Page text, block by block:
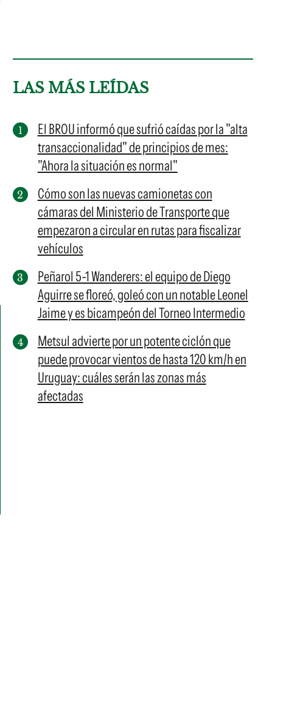
LAS MÁS LEÍDAS
El BROU informó que sufrió caídas por la "alta
transaccionalidad" de principios de mes:
"Ahora la situación es normal"
Cómo son las nuevas camionetas con
cámaras del Ministerio de Transporte que
empezaron a circular en rutas para fiscalizar
vehículos
Peñarol 5-1 Wanderers: el equipo de Diego
Aguirre se floreó, goleó con un notable Leonel
Jaime y es bicampeón del Torneo Intermedio
Metsul advierte por un potente ciclón que
puede provocar vientos de hasta 120 km/h en
Uruguay: cuáles serán las zonas más
afectadas